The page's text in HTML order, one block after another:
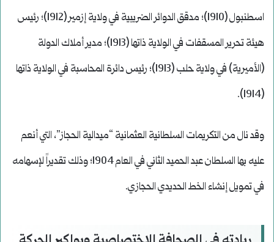
اسطنبول (1910)؛ مدقق الدوائر الضريبية في ولاية إزمير (1912)؛ رئيس
هيئة تحرير المسقفات في الولاية ذاتها (1913)؛ مدير أملاك الدولة
(الأميرية) في ولاية حلب (1913)؛ رئيس دائرة المحاسبة في الولاية ذاتها
(1914).
وقد نال من التكريمات السلطانية العثمانية “ميدالية الحجاز”، التي أنعم
عليه بها السلطان عبد الحميد الثاني في العام 1904؛ وذلك تقديراً لإسهامه
في تمويل إنشاء الخط الحديدي الحجازي.